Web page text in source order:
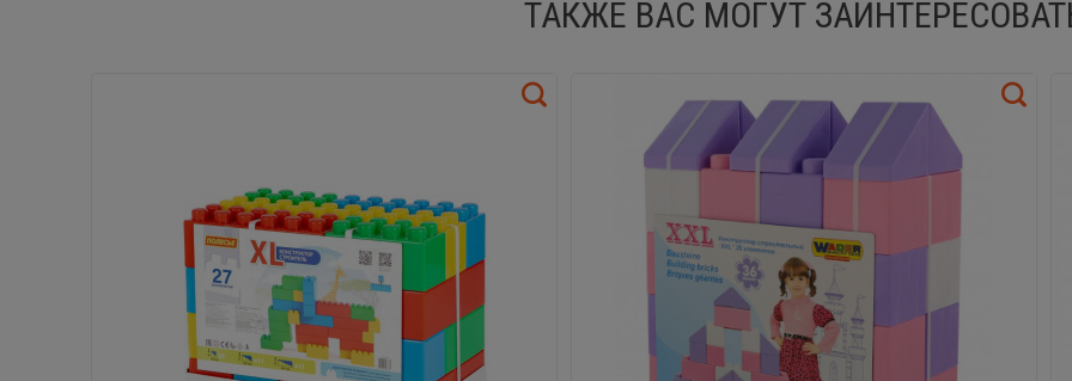
ТАКЖЕ ВАС МОГУТ